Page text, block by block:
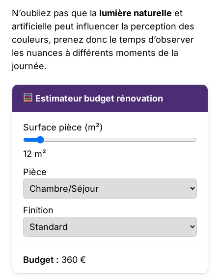
N’oubliez pas que la lumière naturelle et
artificielle peut influencer la perception des
couleurs, prenez donc le temps d’observer
les nuances à différents moments de la
journée.
Estimateur budget rénovation
Surface pièce (m²)
12 m²
Pièce
Finition
Budget : 360 €